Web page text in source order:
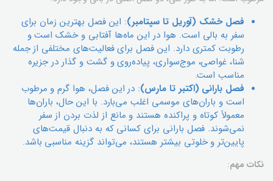
فصل خشک (آوریل تا سپتامبر): این فصل بهترین زمان برای
سفر به بالی است. هوا در این ماه‌ها آفتابی و خشک است و
رطوبت کمتری دارد. این فصل برای فعالیت‌های مختلفی از جمله
شنا، غواصی، موج‌سواری، پیاده‌روی و گشت و گذار در جزیره
مناسب است.
فصل بارانی (اکتبر تا مارس): در این فصل، هوا گرم و مرطوب
است و باران‌های موسمی اغلب می‌بارد. با این حال، باران‌ها
معمولاً کوتاه و پراکنده هستند و مانع از لذت بردن از سفر
نمی‌شوند. فصل بارانی برای کسانی که به دنبال قیمت‌های
پایین‌تر و خلوتی بیشتر هستند، می‌تواند گزینه مناسبی باشد.
نکات مهم: